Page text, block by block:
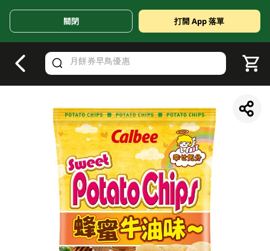
Valid Until 30 June 2026
關閉 打開 App 落單